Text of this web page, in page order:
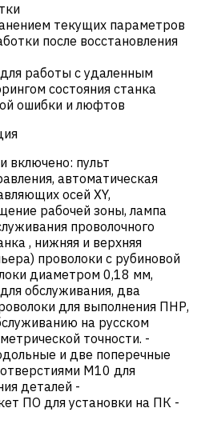
текущих параметров
после восстановления
работы с удаленным
состояния станка
ошибки и люфтов
включено: пульт
автоматическая
осей XY,
рабочей зоны, лампа
проволочного
, нижняя и верхняя
проволоки с рубиновой
диаметром 0,18 мм,
обслуживания, два
для выполнения ПНР,
на русском
точности. -
и две поперечные
М10 для
деталей -
ПО для установки на ПК -